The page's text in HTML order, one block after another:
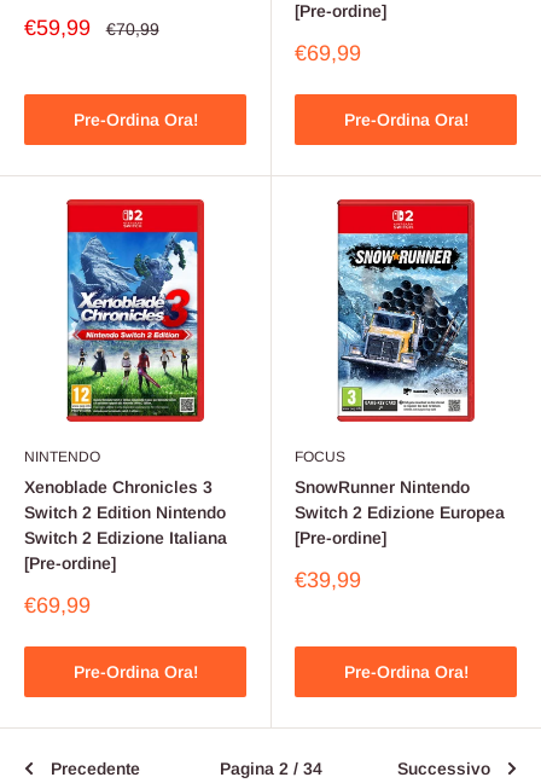
Prezzo
€59,99 Prezzo
€70,99
Pre-Ordina Ora!
[Pre-ordine]
Prezzo
€69,99
Pre-Ordina Ora!
NINTENDO
Xenoblade Chronicles 3
Switch 2 Edition Nintendo
Switch 2 Edizione Italiana
[Pre-ordine]
Prezzo
€69,99
Pre-Ordina Ora!
FOCUS
SnowRunner Nintendo
Switch 2 Edizione Europea
[Pre-ordine]
Prezzo
€39,99
Pre-Ordina Ora!
Precedente Pagina 2 / 34 Successivo